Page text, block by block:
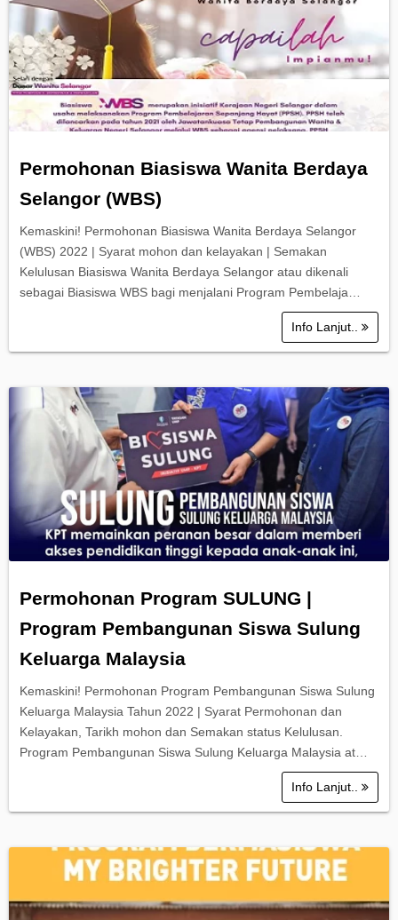
Permohonan Biasiswa Wanita Berdaya
Selangor (WBS)
Kemaskini! Permohonan Biasiswa Wanita Berdaya Selangor
(WBS) 2022 | Syarat mohon dan kelayakan | Semakan
Kelulusan Biasiswa Wanita Berdaya Selangor atau dikenali
sebagai Biasiswa WBS bagi menjalani Program Pembelaja…
Info Lanjut..
Permohonan Program SULUNG |
Program Pembangunan Siswa Sulung
Keluarga Malaysia
Kemaskini! Permohonan Program Pembangunan Siswa Sulung
Keluarga Malaysia Tahun 2022 | Syarat Permohonan dan
Kelayakan, Tarikh mohon dan Semakan status Kelulusan.
Program Pembangunan Siswa Sulung Keluarga Malaysia at…
Info Lanjut..